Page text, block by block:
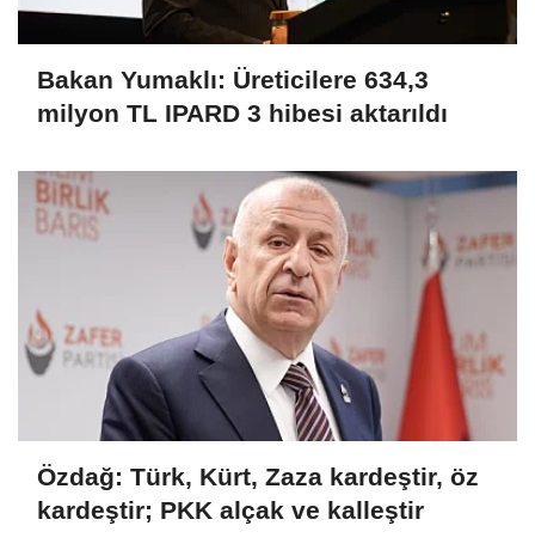
Bakan Yumaklı: Üreticilere 634,3
milyon TL IPARD 3 hibesi aktarıldı
Özdağ: Türk, Kürt, Zaza kardeştir, öz
kardeştir; PKK alçak ve kalleştir